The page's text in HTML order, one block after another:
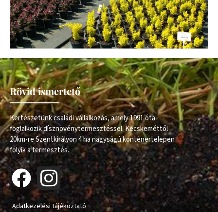
Rövid ismertető
Kertészetünk családi vállalkozás, amely 1991 óta
foglalkozik dísznövénytermesztéssel. Kecskeméttől
20km-re Szentkirályon 4 ha nagyságú konténertelepen
folyik a termesztés.
Adatkezelési tájékoztató